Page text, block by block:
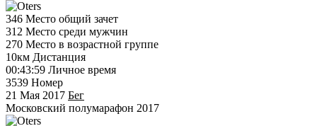
346 Место общий зачет
312 Место среди мужчин
270 Место в возрастной группе
10км Дистанция
00:43:59 Личное время
3539 Номер
21 Мая 2017 Бег
Московский полумарафон 2017